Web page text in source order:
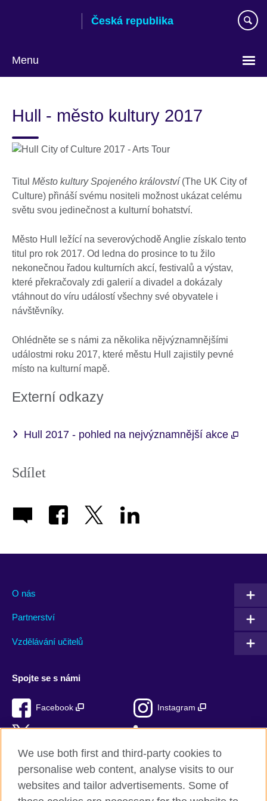
Česká republika
Menu
jazyk
Hull - město kultury 2017
Titul Město kultury Spojeného království (The UK City of
Culture) přináší svému nositeli možnost ukázat celému
světu svou jedinečnost a kulturní bohatství.
Město Hull ležící na severovýchodě Anglie získalo tento
titul pro rok 2017. Od ledna do prosince to tu žilo
nekonečnou řadou kulturních akcí, festivalů a výstav,
které překračovaly zdi galerií a divadel a dokázaly
vtáhnout do víru událostí všechny své obyvatele i
návštěvníky.
Ohlédněte se s námi za několika nějvýznamnějšími
událostmi roku 2017, které městu Hull zajistily pevné
místo na kulturní mapě.
Externí odkazy
Hull 2017 - pohled na nejvýznamnější akce
Sdílet
O nás
Partnerství
Vzdělávání učitelů
Spojte se s námi
Facebook Instagram
TikTok
We use both first and third-party cookies to
personalise web content, analyse visits to our
websites and tailor advertisements. Some of